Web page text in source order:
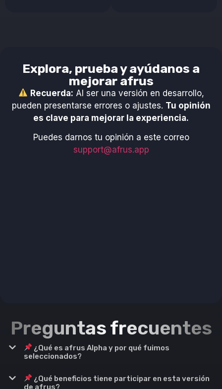
Explora, prueba y ayúdanos a
mejorar afrus
Recuerda: Al ser una versión en desarrollo,
pueden presentarse errores o ajustes. Tu opinión
es clave para mejorar la experiencia.
Puedes darnos tu opinión a este correo
support@afrus.app
Preguntas frecuentes
¿Qué es afrus Alpha y por qué fuimos
seleccionados?
¿Qué beneficios tiene participar en esta versión
de afrus?